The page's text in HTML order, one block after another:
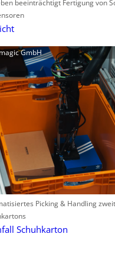
beeinträchtigt Fertigung von
GmbH
Picking & Handling
Schuhkarton